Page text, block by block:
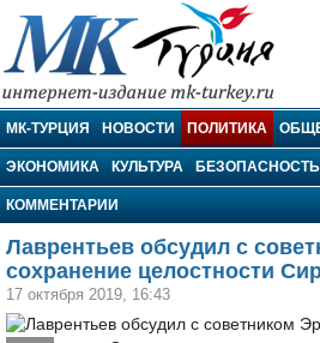
МК-Турция
МК-ТУРЦИЯ НОВОСТИ ПОЛИТИКА
ЭКОНОМИКА КУЛЬТУРА БЕЗОПАСНОСТЬ
КОММЕНТАРИИ
Лаврентьев обсудил с
сохранение целостности
17 октября 2019, 16:43